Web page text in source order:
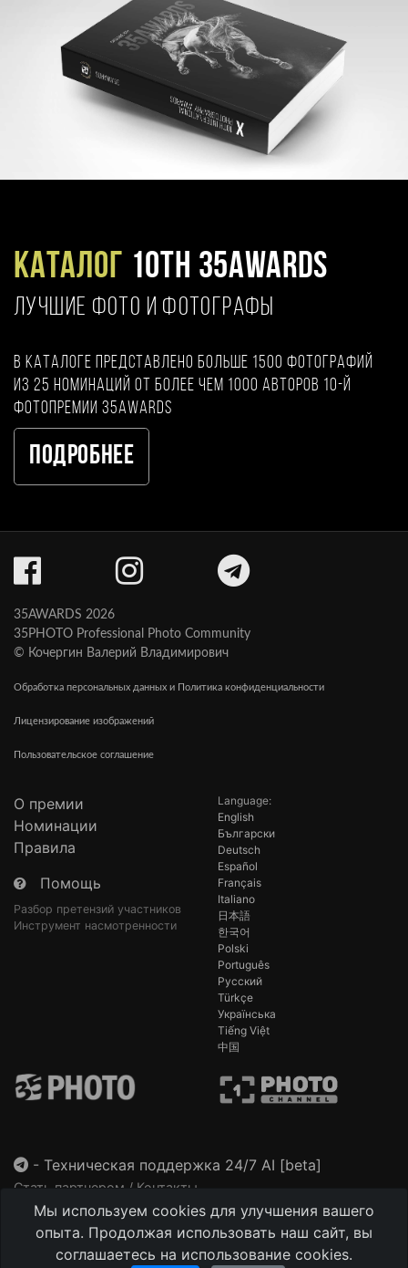
Каталог 10TH 35AWARDS
ЛУЧШИЕ ФОТО И ФОТОГРАФЫ
В каталоге представлено больше 1500 фотографий
из 25 номинаций от более чем 1000 авторов 10-й
фотопремии 35AWARDS
Подробнее
Мы используем cookies для улучшения вашего
опыта. Продолжая использовать наш сайт, вы
соглашаетесь на использование cookies.
35AWARDS 2026
35PHOTO Professional Photo Community
© Кочергин Валерий Владимирович
Обработка персональных данных и Политика конфиденциальности
Лицензирование изображений
Пользовательское соглашение
О премии
Номинации
Правила
Помощь
Разбор претензий участников
Инструмент насмотренности
Language:
English
Български
Deutsch
Español
Français
Italiano
日本語
한국어
Polski
Português
Русский
Türkçe
Українська
Tiếng Việt
中国
- Техническая поддержка 24/7 AI [beta]
Стать партнером / Контакты
This site is protected by reCAPTCHA and the GooglePrivacy Policyand
Terms of Service